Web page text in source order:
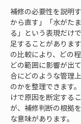
補修の必要性を説明
から直す」「水がた
る」という表現だけ
足することがありま
の比較により、どの
どの範囲に影響が出
合にどのような管理
のかを整理できます
けで原因を断定する
が、補修判断の根拠
な意味があります。